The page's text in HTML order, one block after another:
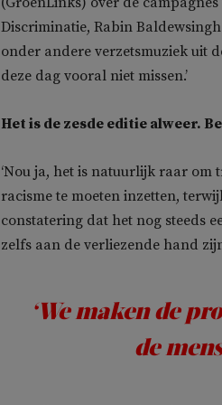
Discriminatie, Rabin
onder andere verzetsmuziek uit
deze dag vooral niet missen.’
Het is de zesde editie alweer.
‘Nou ja, het is natuurlijk raar om
racisme te moeten inzetten,
constatering dat het nog steeds
zelfs aan de verliezende hand
‘We maken de
de